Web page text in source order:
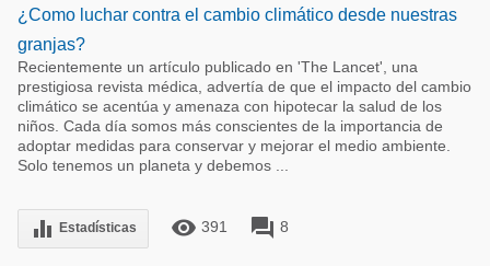
¿Como luchar contra el cambio climático desde nuestras
granjas?
Recientemente un artículo publicado en 'The Lancet', una
prestigiosa revista médica, advertía de que el impacto del cambio
climático se acentúa y amenaza con hipotecar la salud de los
niños. Cada día somos más conscientes de la importancia de
adoptar medidas para conservar y mejorar el medio ambiente.
Solo tenemos un planeta y debemos ...
equalizer Estadísticas remove_red_eye 391 forum 8